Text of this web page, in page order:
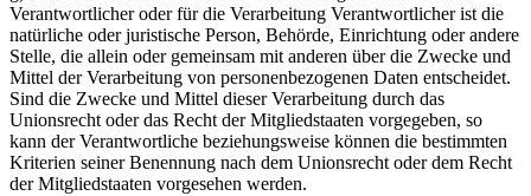
Verantwortlicher oder für die Verarbeitung Verantwortlicher ist die
natürliche oder juristische Person, Behörde, Einrichtung oder andere
Stelle, die allein oder gemeinsam mit anderen über die Zwecke und
Mittel der Verarbeitung von personenbezogenen Daten entscheidet.
Sind die Zwecke und Mittel dieser Verarbeitung durch das
Unionsrecht oder das Recht der Mitgliedstaaten vorgegeben, so
kann der Verantwortliche beziehungsweise können die bestimmten
Kriterien seiner Benennung nach dem Unionsrecht oder dem Recht
der Mitgliedstaaten vorgesehen werden.